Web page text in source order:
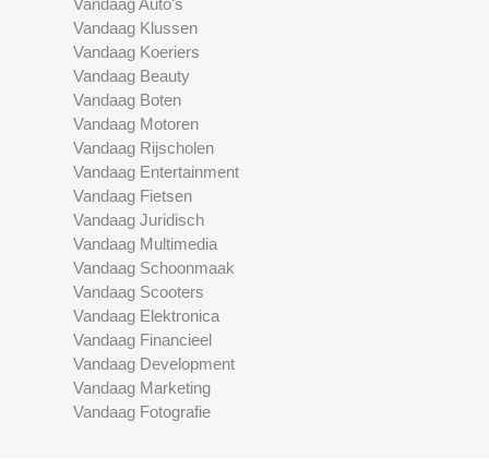
Vandaag Auto's
Vandaag Klussen
Vandaag Koeriers
Vandaag Beauty
Vandaag Boten
Vandaag Motoren
Vandaag Rijscholen
Vandaag Entertainment
Vandaag Fietsen
Vandaag Juridisch
Vandaag Multimedia
Vandaag Schoonmaak
Vandaag Scooters
Vandaag Elektronica
Vandaag Financieel
Vandaag Development
Vandaag Marketing
Vandaag Fotografie